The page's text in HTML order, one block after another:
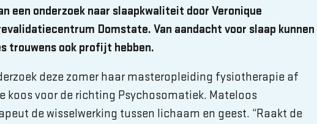
een onderzoek naar slaapkwaliteit door Veronique
Domstate. Van aandacht voor slaap kunnen
trouwens ook profijt hebben.
deze zomer haar masteropleiding fysiotherapie af
koos voor de richting Psychosomatiek. Mateloos
de wisselwerking tussen lichaam en geest. “Raakt de